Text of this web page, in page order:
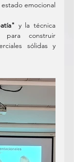
emocional
y la técnica
para construir
sólidas y